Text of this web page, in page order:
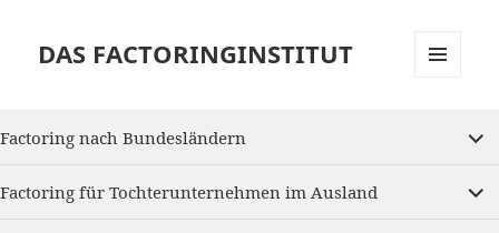
DAS FACTORINGINSTITUT
Factoring nach Bundesländern
child
Factoring für Tochterunternehmen im Ausland
child